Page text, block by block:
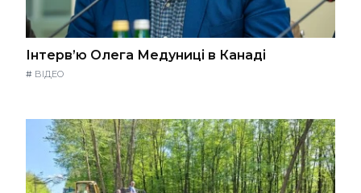
Інтерв’ю Олега Медуниці в Канаді
# ВІДЕО